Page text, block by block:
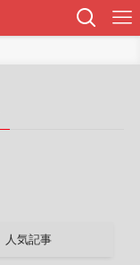
人気記事